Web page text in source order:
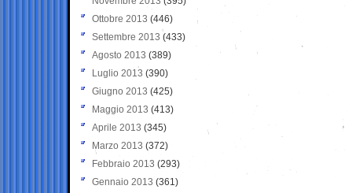
Ottobre 2013 (446)
Settembre 2013 (433)
Agosto 2013 (389)
Luglio 2013 (390)
Giugno 2013 (425)
Maggio 2013 (413)
Aprile 2013 (345)
Marzo 2013 (372)
Febbraio 2013 (293)
Gennaio 2013 (361)